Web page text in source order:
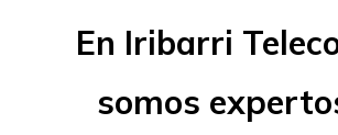
En Iribarri
somos